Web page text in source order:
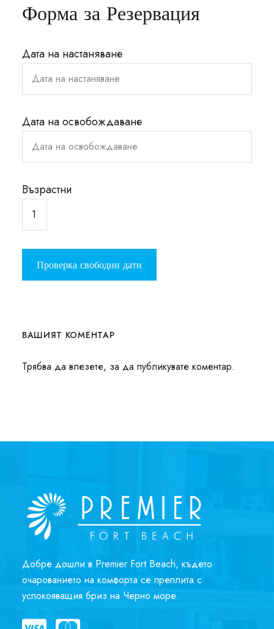
Форма за Резервация
Дата на настаняване
Дата на освобождаване
Възрастни
ВАШИЯТ КОМЕНТАР
Трябва да влезете, за да публикувате коментар.
Добре дошли в Premier Fort Beach, където
очарованието на комфорта се преплита с
успокояващия бриз на Черно море.